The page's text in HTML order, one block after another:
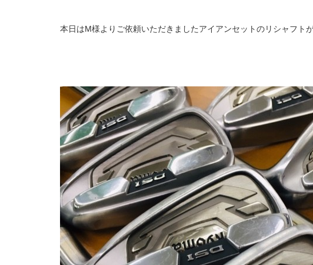
本日はM様よりご依頼いただきましたアイアンセットのリシャフト